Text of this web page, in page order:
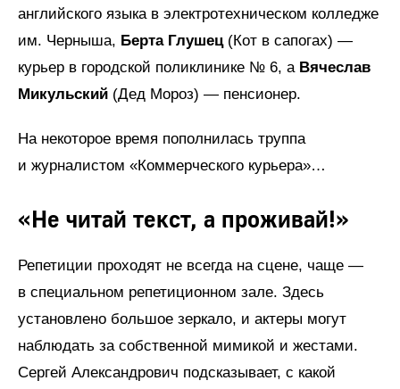
английского языка в электротехническом колледже
им. Черныша, Берта Глушец(Кот в сапогах) —
курьер в городской поликлинике № 6, а Вячеслав
Микульский (Дед Мороз) — пенсионер.
На некоторое время пополнилась труппа
и журналистом «Коммерческого курьера»…
«Не читай текст, а проживай!»
Репетиции проходят не всегда на сцене, чаще —
в специальном репетиционном зале. Здесь
установлено большое зеркало, и актеры могут
наблюдать за собственной мимикой и жестами.
Сергей Александрович подсказывает, с какой